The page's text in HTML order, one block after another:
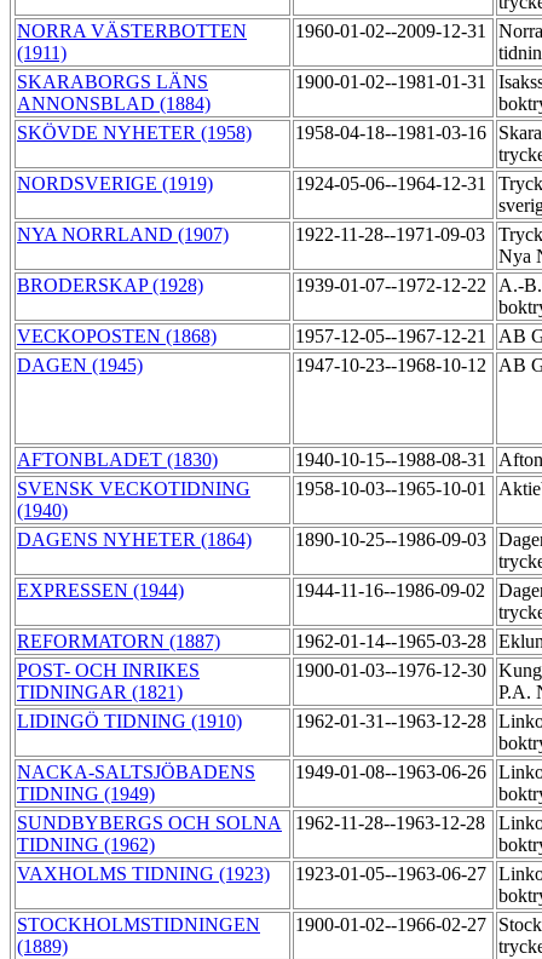
NORRA VÄSTERBOTTEN
(1911)
1960-01-02--2009-12-31
SKARABORGS LÄNS
ANNONSBLAD (1884)
1900-01-02--1981-01-31
SKÖVDE NYHETER (1958)
1958-04-18--1981-03-16
NORDSVERIGE (1919)
1924-05-06--1964-12-31
NYA NORRLAND (1907)
1922-11-28--1971-09-03
Nya
BRODERSKAP (1928)
1939-01-07--1972-12-22
A.-
VECKOPOSTEN (1868)
1957-12-05--1967-12-21
AB
DAGEN (1945)
1947-10-23--1968-10-12 AB
AFTONBLADET (1830) 1940-10-15--1988-08-31
SVENSK VECKOTIDNING
(1940)
1958-10-03--1965-10-01
DAGENS NYHETER (1864) 1890-10-25--1986-09-03
EXPRESSEN (1944)
1944-11-16--1986-09-02
REFORMATORN (1887)
1962-01-14--1965-03-28
POST- OCH INRIKES
TIDNINGAR (1821)
1900-01-03--1976-12-30
P.A.
LIDINGÖ TIDNING (1910)
1962-01-31--1963-12-28
NACKA-SALTSJÖBADENS
TIDNING (1949)
1949-01-08--1963-06-26
SUNDBYBERGS OCH SOLNA
TIDNING (1962)
1962-11-28--1963-12-28
VAXHOLMS TIDNING (1923)
1923-01-05--1963-06-27
STOCKHOLMSTIDNINGEN
(1889)
1900-01-02--1966-02-27